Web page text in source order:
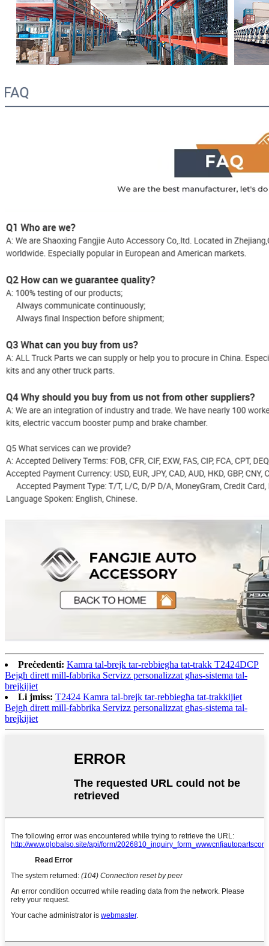
Preċedenti: Kamra tal-brejk tar-rebbiegħa tat-trakk T2424DCP
Bejgħ dirett mill-fabbrika Servizz personalizzat għas-sistema tal-
brejkijiet
Li jmiss: T2424 Kamra tal-brejk tar-rebbiegħa tat-trakkijiet
Bejgħ dirett mill-fabbrika Servizz personalizzat għas-sistema tal-
brejkijiet